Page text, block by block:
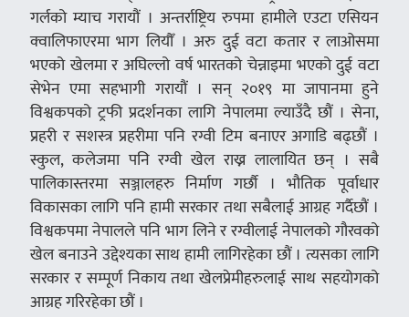
गर्लको म्याच गरायौं । अन्तर्राष्ट्रिय रुपमा हामीले एउटा एसियन
क्वालिफाएरमा भाग लियौँ । अरु दुई वटा कतार र लाओसमा
भएको खेलमा र अघिल्लो वर्ष भारतको चेन्नाइमा भएको दुई वटा
सेभेन एमा सहभागी गरायौं । सन् २०१९ मा जापानमा हुने
विश्वकपको ट्रफी प्रदर्शनका लागि नेपालमा ल्याउँदै छौं । सेना,
प्रहरी र सशस्त्र प्रहरीमा पनि रग्वी टिम बनाएर अगाडि बढ्छौं ।
स्कुल, कलेजमा पनि रग्वी खेल राख्न लालायित छन् । सबै
पालिकास्तरमा सञ्जालहरु निर्माण गर्छौ । भौतिक पूर्वाधार
विकासका लागि पनि हामी सरकार तथा सबैलाई आग्रह गर्दैछौं ।
विश्वकपमा नेपालले पनि भाग लिने र रग्वीलाई नेपालको गौरवको
खेल बनाउने उद्देश्यका साथ हामी लागिरहेका छौं । त्यसका लागि
सरकार र सम्पूर्ण निकाय तथा खेलप्रेमीहरुलाई साथ सहयोगको
आग्रह गरिरहेका छौं ।